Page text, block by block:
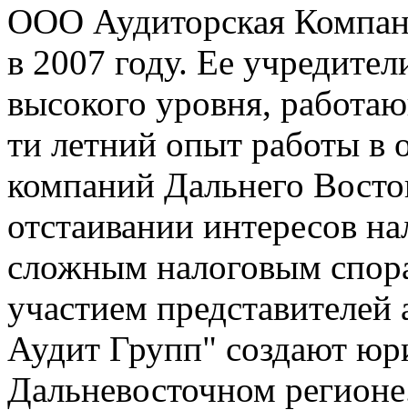
ООО Аудиторская
в 2007 году. Ее
высокого уровня,
ти летний опыт работы в
компаний Дальнего
отстаивании интересов
сложным налоговым
участием
Аудит Групп" создают
Дальневосточном